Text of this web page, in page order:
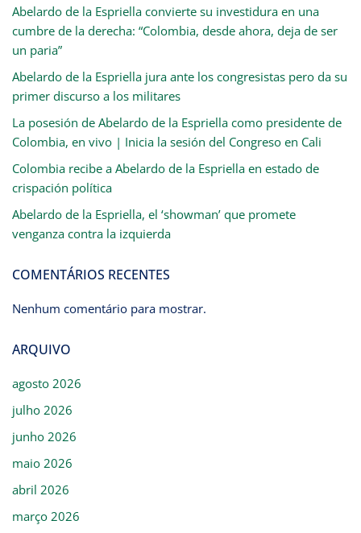
Abelardo de la Espriella convierte su investidura en una
cumbre de la derecha: “Colombia, desde ahora, deja de ser
un paria”
Abelardo de la Espriella jura ante los congresistas pero da su
primer discurso a los militares
La posesión de Abelardo de la Espriella como presidente de
Colombia, en vivo | Inicia la sesión del Congreso en Cali
Colombia recibe a Abelardo de la Espriella en estado de
crispación política
Abelardo de la Espriella, el ‘showman’ que promete
venganza contra la izquierda
COMENTÁRIOS RECENTES
Nenhum comentário para mostrar.
ARQUIVO
agosto 2026
julho 2026
junho 2026
maio 2026
abril 2026
março 2026